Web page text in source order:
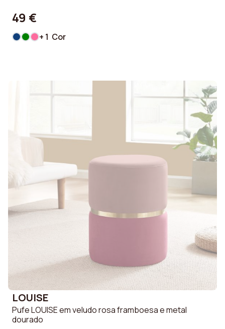
49 €
+ 1 Cor
LOUISE
Pufe LOUISE em veludo rosa framboesa e metal
dourado